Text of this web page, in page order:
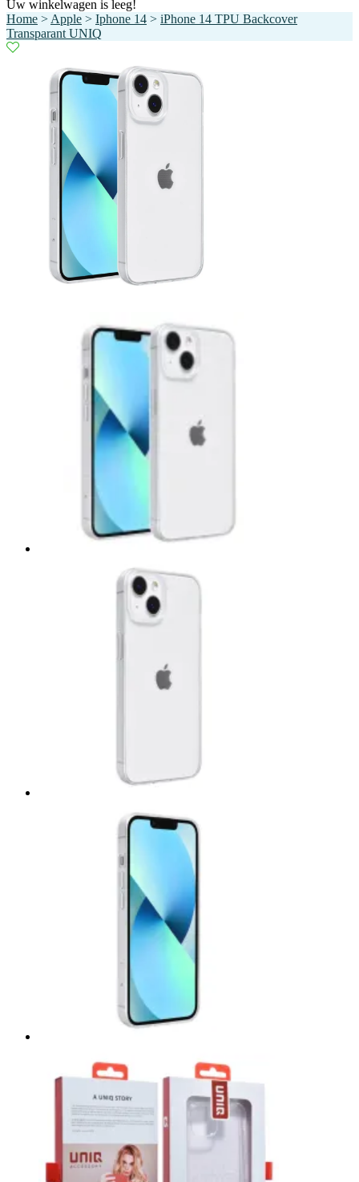
Uw winkelwagen is leeg!
Home > Apple > Iphone 14 > iPhone 14 TPU Backcover
Transparant UNIQ